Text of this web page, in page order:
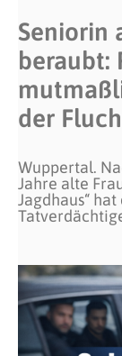
Seniorin
beraubt:
der
Wuppertal.
Jahre alte
Jagdhaus“